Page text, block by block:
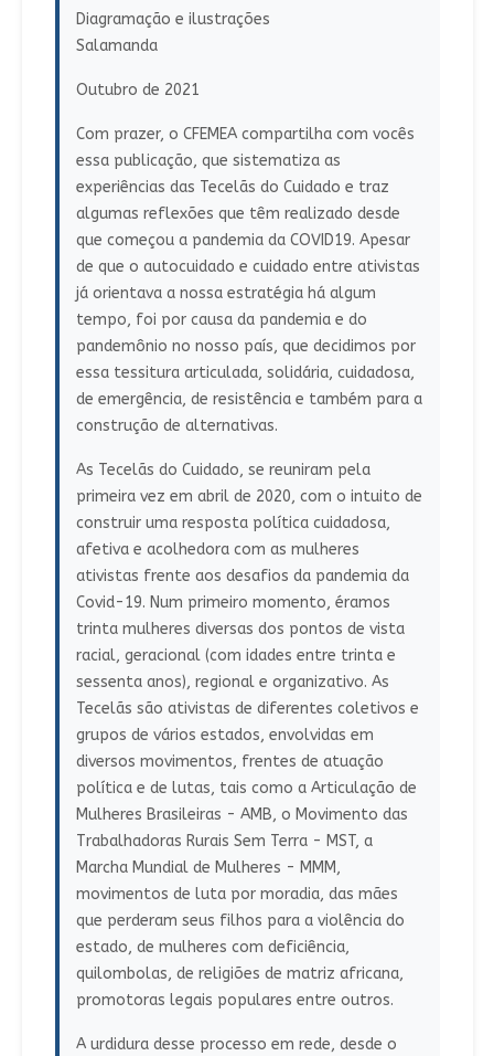
Diagramação e ilustrações
Salamanda
Outubro de 2021
Com prazer, o CFEMEA compartilha com vocês
essa publicação, que sistematiza as
experiências das Tecelãs do Cuidado e traz
algumas reflexões que têm realizado desde
que começou a pandemia da COVID19. Apesar
de que o autocuidado e cuidado entre ativistas
já orientava a nossa estratégia há algum
tempo, foi por causa da pandemia e do
pandemônio no nosso país, que decidimos por
essa tessitura articulada, solidária, cuidadosa,
de emergência, de resistência e também para a
construção de alternativas.
As Tecelãs do Cuidado, se reuniram pela
primeira vez em abril de 2020, com o intuito de
construir uma resposta política cuidadosa,
afetiva e acolhedora com as mulheres
ativistas frente aos desafios da pandemia da
Covid-19. Num primeiro momento, éramos
trinta mulheres diversas dos pontos de vista
racial, geracional (com idades entre trinta e
sessenta anos), regional e organizativo. As
Tecelãs são ativistas de diferentes coletivos e
grupos de vários estados, envolvidas em
diversos movimentos, frentes de atuação
política e de lutas, tais como a Articulação de
Mulheres Brasileiras - AMB, o Movimento das
Trabalhadoras Rurais Sem Terra - MST, a
Marcha Mundial de Mulheres - MMM,
movimentos de luta por moradia, das mães
que perderam seus filhos para a violência do
estado, de mulheres com deficiência,
quilombolas, de religiões de matriz africana,
promotoras legais populares entre outros.
A urdidura desse processo em rede, desde o